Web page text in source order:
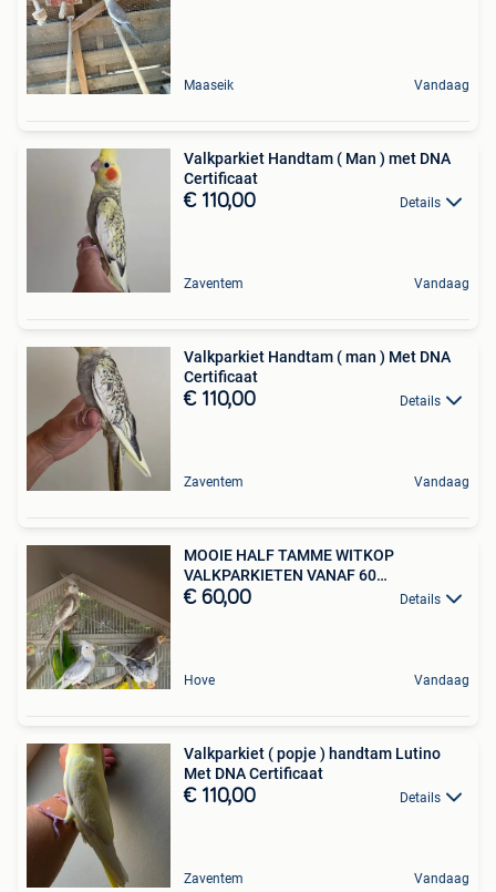
Maaseik Vandaag
Valkparkiet Handtam ( Man ) met DNA
Certificaat
€ 110,00 Details
Zaventem Vandaag
Valkparkiet Handtam ( man ) Met DNA
Certificaat
€ 110,00 Details
Zaventem Vandaag
MOOIE HALF TAMME WITKOP
VALKPARKIETEN VANAF 60
EURO/VOGEL
€ 60,00 Details
Hove Vandaag
Valkparkiet ( popje ) handtam Lutino
Met DNA Certificaat
€ 110,00 Details
Zaventem Vandaag